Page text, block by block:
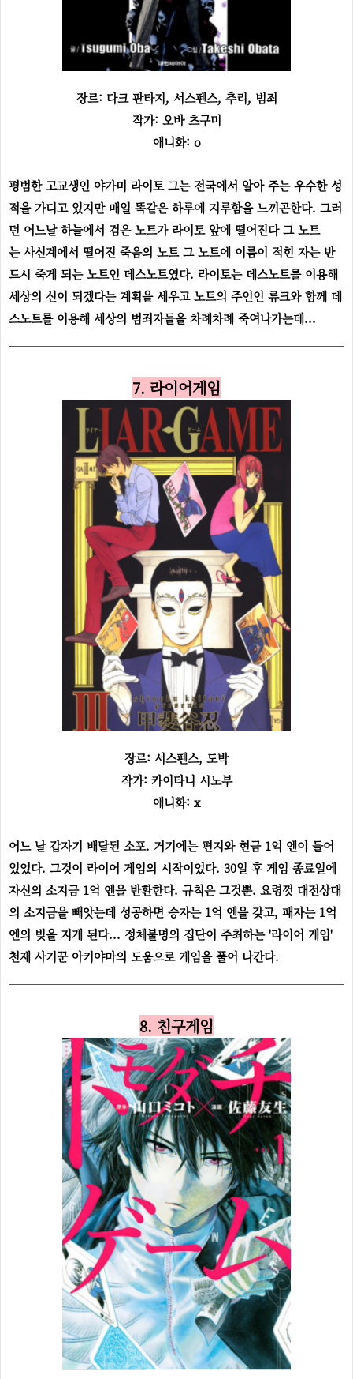
장르: 다크 판타지, 서스펜스, 추리, 범죄
작가: 오바 츠구미
애니화: o
평범한 고교생인 야가미 라이토 그는 전국에서 알아 주는 우수한 성
적을 가디고 있지만 매일 똑같은 하루에 지루함을 느끼곤한다. 그러
던 어느날 하늘에서 검은 노트가 라이토 앞에 떨어진다 그 노트
는 사신계에서 떨어진 죽음의 노트 그 노트에 이름이 적힌 자는 반
드시 죽게 되는 노트인 데스노트였다. 라이토는 데스노트를 이용해
세상의 신이 되겠다는 계획을 세우고 노트의 주인인 류크와 함께 데
스노트를 이용해 세상의 범죄자들을 차례차례 죽여나가는데...
7. 라이어게임
장르: 서스펜스, 도박
작가: 카이타니 시노부
애니화: x
어느 날 갑자기 배달된 소포. 거기에는 편지와 현금 1억 엔이 들어
있었다. 그것이 라이어 게임의 시작이었다. 30일 후 게임 종료일에
자신의 소지금 1억 엔을 반환한다. 규칙은 그것뿐. 요령껏 대전상대
의 소지금을 빼앗는데 성공하면 승자는 1억 엔을 갖고, 패자는 1억
엔의 빚을 지게 된다... 정체불명의 집단이 주최하는 '라이어 게임'
천재 사기꾼 아키야마의 도움으로 게임을 풀어 나간다.
8. 친구게임